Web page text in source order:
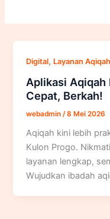
Digital, Layanan Aqiqah
Aplikasi Aqiqah
Cepat, Berkah!
webadmin /8 Mei 2026
Aqiqah kini lebih
Kulon Progo.
layanan lengkap,
Wujudkan ibadah